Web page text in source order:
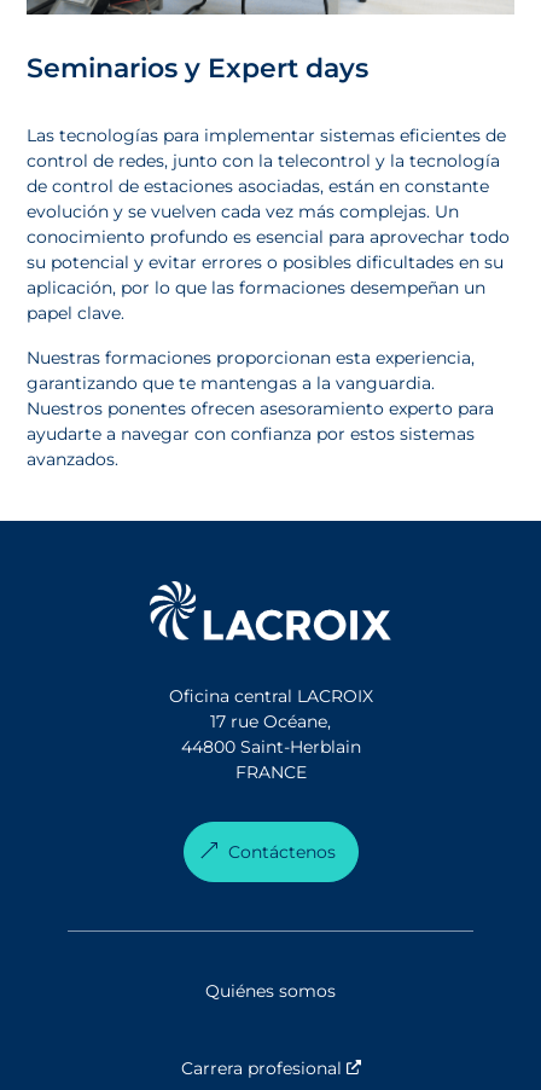
Seminarios y Expert days
Las tecnologías para implementar sistemas eficientes de
control de redes, junto con la telecontrol y la tecnología
de control de estaciones asociadas, están en constante
evolución y se vuelven cada vez más complejas. Un
conocimiento profundo es esencial para aprovechar todo
su potencial y evitar errores o posibles dificultades en su
aplicación, por lo que las formaciones desempeñan un
papel clave.
Nuestras formaciones proporcionan esta experiencia,
garantizando que te mantengas a la vanguardia.
Nuestros ponentes ofrecen asesoramiento experto para
ayudarte a navegar con confianza por estos sistemas
avanzados.
Oficina central LACROIX
17 rue Océane,
44800 Saint-Herblain
FRANCE
Contáctenos
Quiénes somos
Carrera profesional
Nouvelle fenêtre